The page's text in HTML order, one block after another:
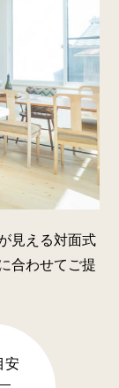
見える対面式
合わせてご提
安